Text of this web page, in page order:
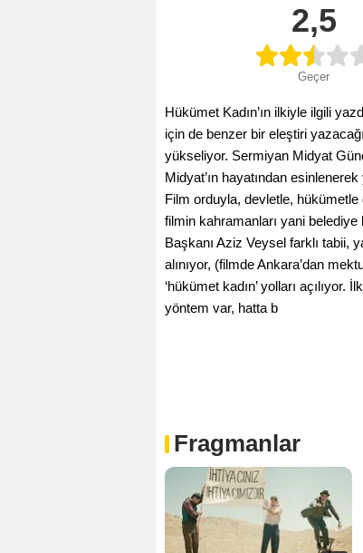
2,5
Geçer
Hükümet Kadın’ın ilkiyle ilgili
için de benzer bir eleştiri
yükseliyor. Sermiyan Midyat
Midyat’ın hayatından
Film orduyla, devletle,
filmin kahramanları yani
Başkanı Aziz Veysel farklı tabii,
alınıyor, (filmde Ankara’dan
‘hükümet kadın’ yolları
yöntem var, hatta b
Fragmanlar